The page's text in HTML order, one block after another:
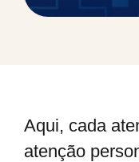
Aqui, cada
atenção